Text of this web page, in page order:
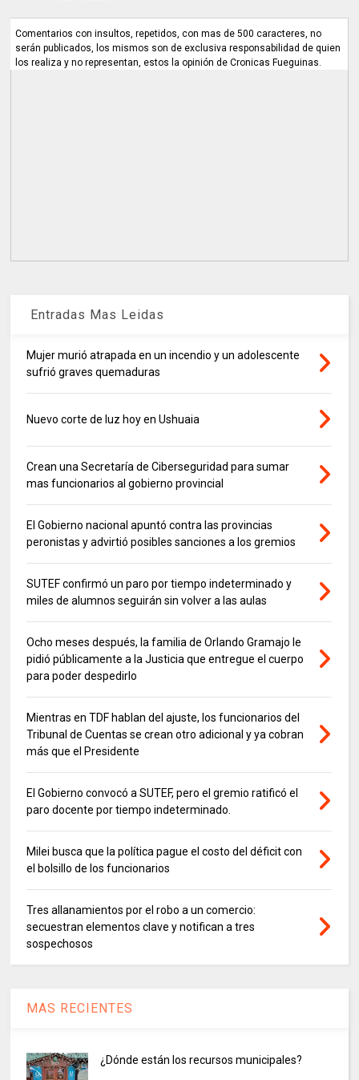
Comentarios con insultos, repetidos, con mas de 500 caracteres, no
serán publicados, los mismos son de exclusiva responsabilidad de quien
los realiza y no representan, estos la opinión de Cronicas Fueguinas.
Entradas Mas Leidas
Mujer murió atrapada en un incendio y un adolescente
sufrió graves quemaduras
Nuevo corte de luz hoy en Ushuaia
Crean una Secretaría de Ciberseguridad para sumar
mas funcionarios al gobierno provincial
El Gobierno nacional apuntó contra las provincias
peronistas y advirtió posibles sanciones a los gremios
SUTEF confirmó un paro por tiempo indeterminado y
miles de alumnos seguirán sin volver a las aulas
Ocho meses después, la familia de Orlando Gramajo le
pidió públicamente a la Justicia que entregue el cuerpo
para poder despedirlo
Mientras en TDF hablan del ajuste, los funcionarios del
Tribunal de Cuentas se crean otro adicional y ya cobran
más que el Presidente
El Gobierno convocó a SUTEF, pero el gremio ratificó el
paro docente por tiempo indeterminado.
Milei busca que la política pague el costo del déficit con
el bolsillo de los funcionarios
Tres allanamientos por el robo a un comercio:
secuestran elementos clave y notifican a tres
sospechosos
MAS RECIENTES
¿Dónde están los recursos municipales?